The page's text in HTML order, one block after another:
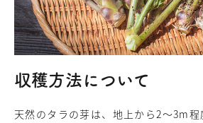
収穫方法について
天然のタラの芽は、地上から2～3m